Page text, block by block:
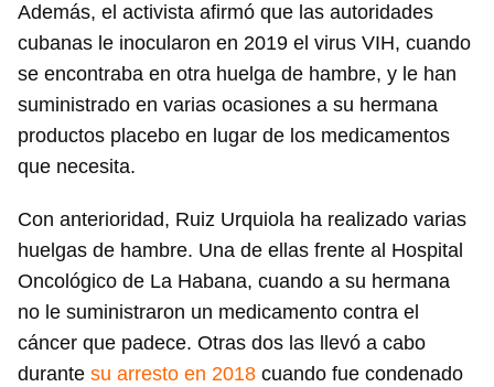
Para poder guardar como favorito, primero has de
iniciar sesión con tu cuenta de 14ymedio.
INICIAR SESIÓN CANCELAR
Además, el activista afirmó que las autoridades
cubanas le inocularon en 2019 el virus VIH, cuando
se encontraba en otra huelga de hambre, y le han
suministrado en varias ocasiones a su hermana
productos placebo en lugar de los medicamentos
que necesita.
Con anterioridad, Ruiz Urquiola ha realizado varias
huelgas de hambre. Una de ellas frente al Hospital
Oncológico de La Habana, cuando a su hermana
no le suministraron un medicamento contra el
cáncer que padece. Otras dos las llevó a cabo
durante su arresto en 2018 cuando fue condenado